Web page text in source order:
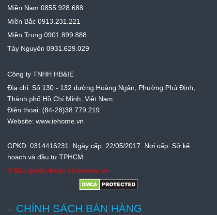
Miền Nam 0855.928.688
Miền Bắc 0913.231.221
Miền Trung 0901.899.888
Tây Nguyên 0931.629.029
Công ty TNHH HB&IE
Địa chỉ: Số 130 - 132 đường Hoàng Ngân, Phường Phú Định,
Thành phố Hồ Chí Minh, Việt Nam.
Điện thoại: (84-28)38.779.219
Website: www.iehome.vn
GPKD: 0314416231. Ngày cấp: 22/05/2017. Nơi cấp: Sở kế
hoạch và đầu tư TPHCM
© Bản quyền thuộc về iehome.vn
CHÍNH SÁCH BÁN HÀNG